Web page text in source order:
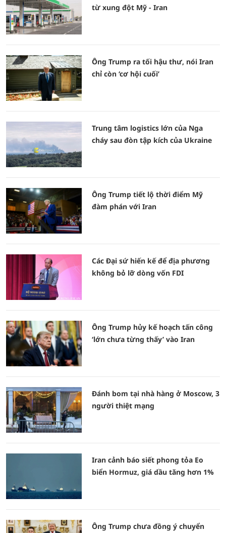
từ xung đột Mỹ - Iran
Ông Trump ra tối hậu thư, nói Iran
chỉ còn ‘cơ hội cuối’
Trung tâm logistics lớn của Nga
cháy sau đòn tập kích của Ukraine
Ông Trump tiết lộ thời điểm Mỹ
đàm phán với Iran
Các Đại sứ hiến kế để địa phương
không bỏ lỡ dòng vốn FDI
Ông Trump hủy kế hoạch tấn công
‘lớn chưa từng thấy’ vào Iran
Đánh bom tại nhà hàng ở Moscow, 3
người thiệt mạng
Iran cảnh báo siết phong tỏa Eo
biển Hormuz, giá dầu tăng hơn 1%
Ông Trump chưa đồng ý chuyển